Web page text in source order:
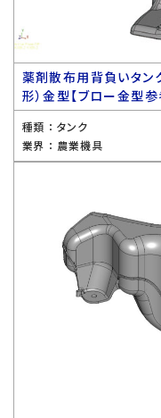
薬剤散布用背負いタン
形）金型【ブロー金型
種類 ： タンク
業界 ： 農業機具